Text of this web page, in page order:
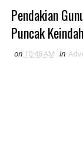
Pendakian
Puncak
on 10:48 AM in